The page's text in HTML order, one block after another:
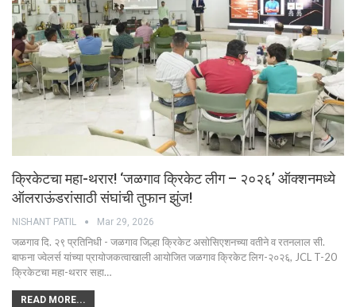
क्रिकेटचा महा-थरार! ‘जळगाव क्रिकेट लीग – २०२६’ ऑक्शनमध्ये
ऑलराऊंडरांसाठी संघांची तुफान झुंज!
NISHANT PATIL Mar 29, 2026
जळगाव दि. २९ प्रतिनिधी - जळगाव जिल्हा क्रिकेट असोसिएशनच्या वतीने व रतनलाल सी.
बाफना ज्वेलर्स यांच्या प्रायोजकत्वाखाली आयोजित जळगाव क्रिकेट लिग-२०२६, JCL T-20
क्रिकेटचा महा-थरार सहा…
READ MORE...